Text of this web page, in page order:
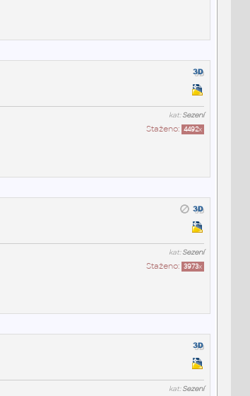
kat:Sezení
Staženo: 4492x
kat:Sezení
Staženo: 3973x
kat:Sezení